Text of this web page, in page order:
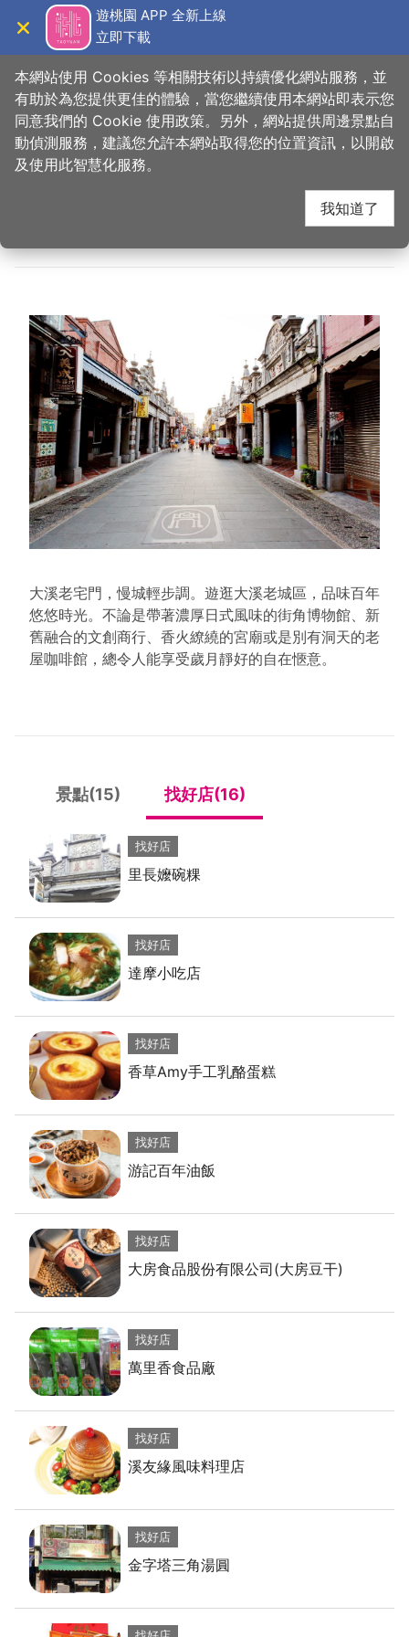
主
遊桃園 APP 全新上線
立即下載
首頁 > 想做的事 > 多元行程 > 主題TAG
主題TAG(大溪老城區)
大溪老宅門，慢城輕步調。遊逛大溪老城區，品味百年
悠悠時光。不論是帶著濃厚日式風味的街角博物館、新
舊融合的文創商行、香火繚繞的宮廟或是別有洞天的老
屋咖啡館，總令人能享受歲月靜好的自在愜意。
景點(15) 找好店(16)
找好店
里長嬤碗粿
找好店
達摩小吃店
找好店
香草Amy手工乳酪蛋糕
找好店
游記百年油飯
找好店
大房食品股份有限公司(大房豆干)
找好店
萬里香食品廠
找好店
溪友緣風味料理店
找好店
金字塔三角湯圓
本網站使用 Cookies 等相關技術以持續優化網站服務，並
有助於為您提供更佳的體驗，當您繼續使用本網站即表示您
同意我們的 Cookie 使用政策。另外，網站提供周邊景點自
動偵測服務，建議您允許本網站取得您的位置資訊，以開啟
及使用此智慧化服務。
我知道了